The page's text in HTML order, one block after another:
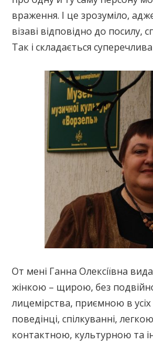
враження. І це зрозуміло,
візаві відповідно до посилу,
Так і складається
От мені Ганна Олексіївна
жінкою – щирою, без
лицемірства, приємною в усіх
поведінці, спілкуванні,
контактною, культурною та